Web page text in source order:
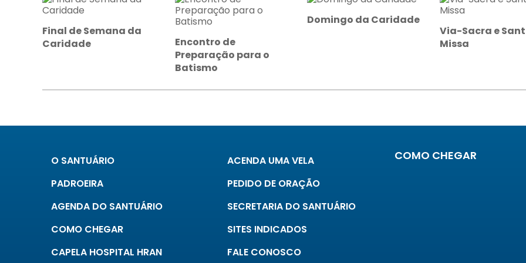
Final de Semana da
Caridade
Encontro de
Preparação para o
Batismo
Domingo da Caridade
Via-Sacra e
Missa
O SANTUÁRIO
PADROEIRA
AGENDA DO SANTUÁRIO
COMO CHEGAR
CAPELA HOSPITAL HRAN
ACENDA UMA VELA
PEDIDO DE ORAÇÃO
SECRETARIA DO SANTUÁRIO
SITES INDICADOS
FALE CONOSCO
COMO CHEGAR